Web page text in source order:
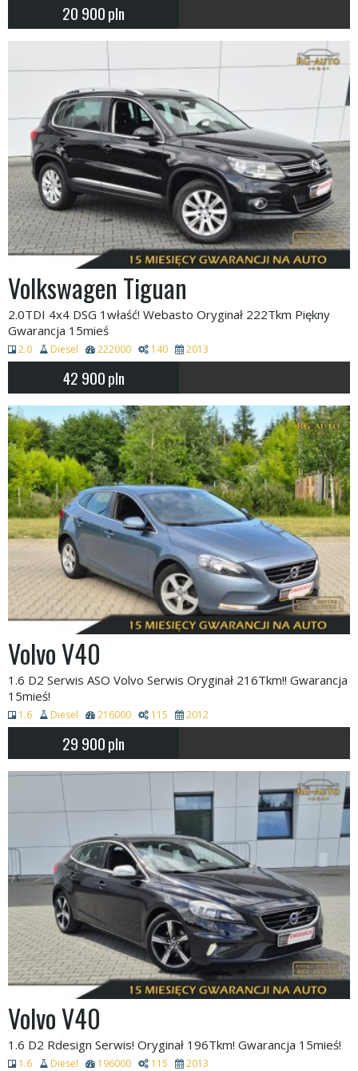
20 900pln
Volkswagen Tiguan
2.0TDI 4x4 DSG 1właść! Webasto Oryginał 222Tkm Piękny
Gwarancja 15mieś
2.0 Diesel 222000 140 2013
42 900pln
Volvo V40
1.6 D2 Serwis ASO Volvo Serwis Oryginał 216Tkm!! Gwarancja
15mieś!
1.6 Diesel 216000 115 2012
29 900pln
Volvo V40
1.6 D2 Rdesign Serwis! Oryginał 196Tkm! Gwarancja 15mieś!
1.6 Diesel 196000 115 2013